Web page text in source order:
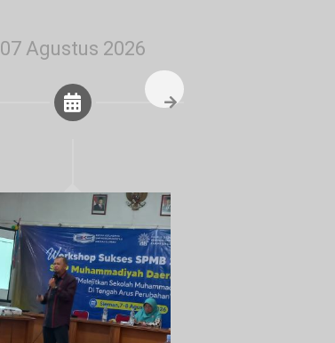
07 Agustus 2026